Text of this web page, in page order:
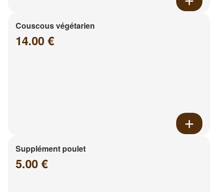
Couscous végétarien
14.00 €
Supplément poulet
5.00 €